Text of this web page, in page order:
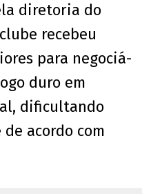
diretoria do
recebeu
para negociá-
duro em
dificultando
acordo com